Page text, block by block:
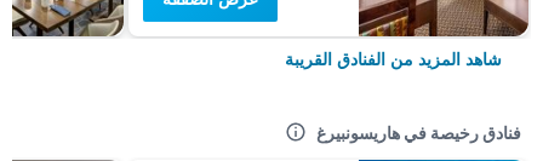
شاهد المزيد من الفنادق القريبة
فنادق رخيصة في هاريسونبيرغ